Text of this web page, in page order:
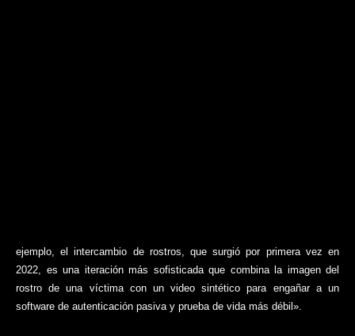
ejemplo, el intercambio de rostros, que surgió por primera vez en
2022, es una iteración más sofisticada que combina la imagen del
rostro de una víctima con un video sintético para engañar a un
software de autenticación pasiva y prueba de vida más débil».